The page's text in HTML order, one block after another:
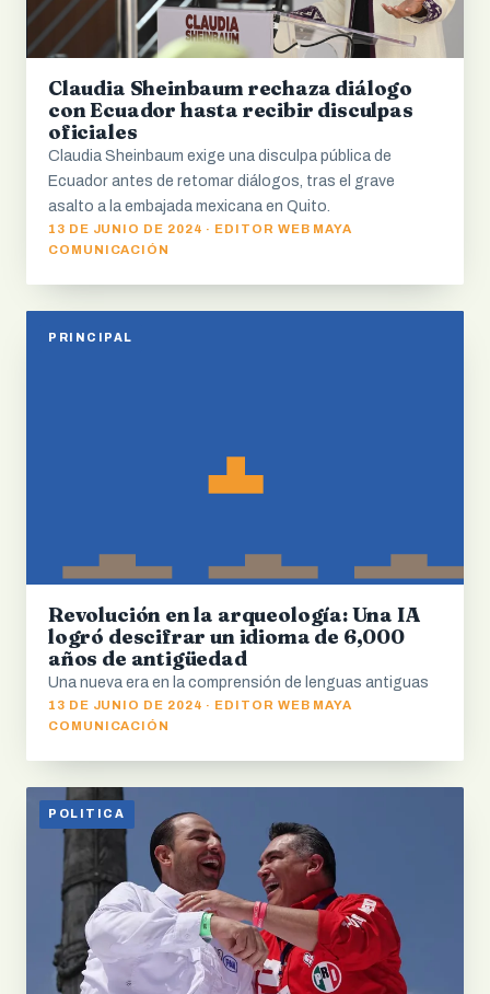
Claudia Sheinbaum rechaza diálogo
con Ecuador hasta recibir disculpas
oficiales
Claudia Sheinbaum exige una disculpa pública de
Ecuador antes de retomar diálogos, tras el grave
asalto a la embajada mexicana en Quito.
13 DE JUNIO DE 2024 · EDITOR WEB MAYA
COMUNICACIÓN
PRINCIPAL
Revolución en la arqueología: Una IA
logró descifrar un idioma de 6,000
años de antigüedad
Una nueva era en la comprensión de lenguas antiguas
13 DE JUNIO DE 2024 · EDITOR WEB MAYA
COMUNICACIÓN
POLITICA